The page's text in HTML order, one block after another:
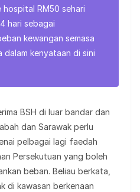
hospital RM50 sehari
hari sebagai
kewangan semasa
dalam kenyataan di sini
BSH di luar bandar dan
dan Sarawak perlu
pelbagai lagi faedah
Persekutuan yang boleh
beban. Beliau berkata,
di kawasan berkenaan